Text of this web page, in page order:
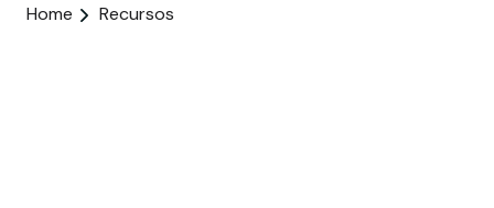
Home Recursos